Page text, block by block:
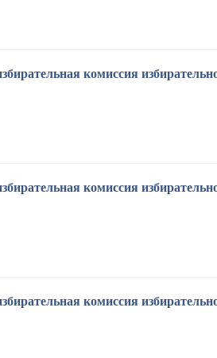
комиссия
комиссия
комиссия